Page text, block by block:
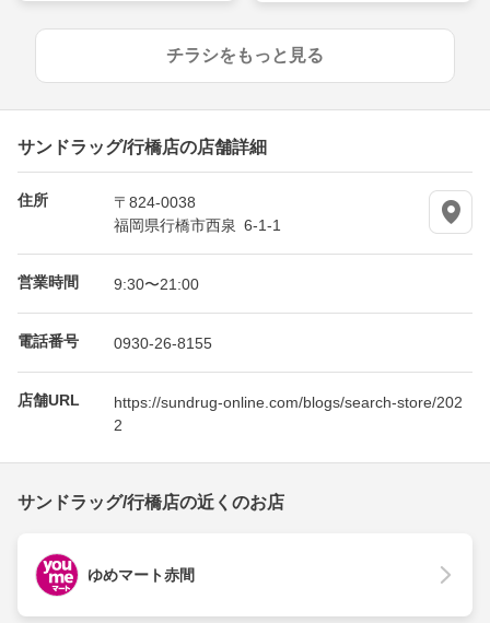
チラシをもっと見る
サンドラッグ/行橋店の店舗詳細
住所
〒824-0038
福岡県行橋市西泉 6-1-1
営業時間 9:30〜21:00
電話番号 0930-26-8155
店舗URL
https://sundrug-online.com/blogs/search-store/202
2
サンドラッグ/行橋店の近くのお店
ゆめマート赤間